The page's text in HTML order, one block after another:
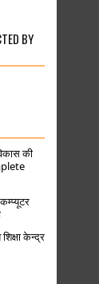
BY
की
केन्द्र